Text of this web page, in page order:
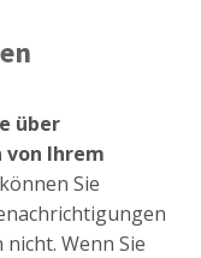
über
Ihrem
Sie
Wenn Sie